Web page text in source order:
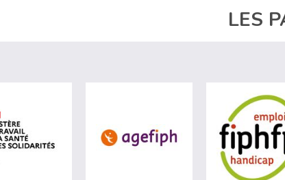
LES
visiter les site de Ministère du travail (nouvelle
visiter les site de